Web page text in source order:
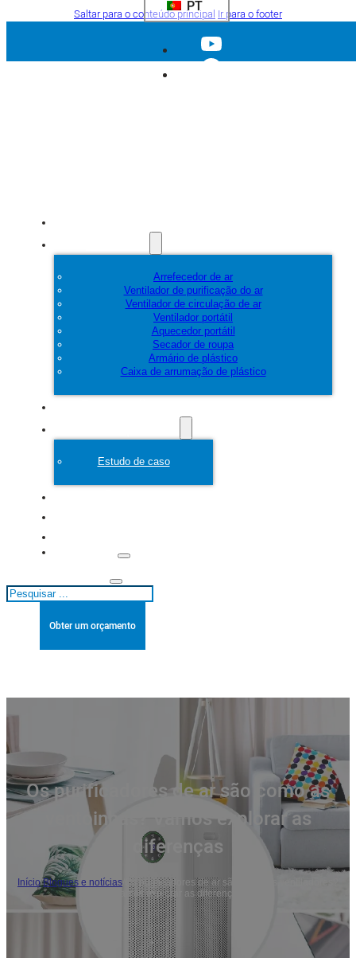
Saltar para o conteúdo principal Ir para o footer
PT
Arrefecedor de ar
Ventilador de purificação do ar
Ventilador de circulação de ar
Ventilador portátil
Aquecedor portátil
Secador de roupa
Armário de plástico
Caixa de arrumação de plástico
Estudo de caso
Pesquisar
Obter um orçamento
Os purificadores de ar são como as
ventoinhas? Vamos explorar as
diferenças
Início/Blogues e notícias
Os purificadores de ar são como os ventiladores?
Vamos explorar as diferenças